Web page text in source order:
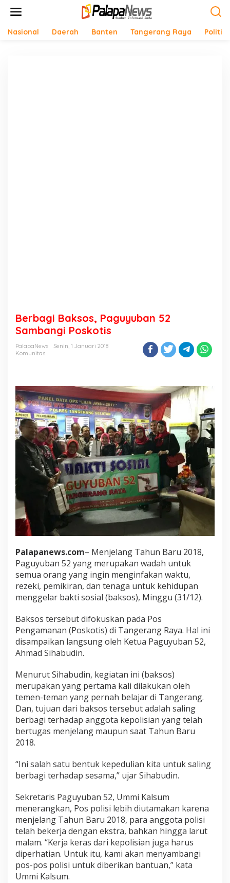
Nasional Daerah Banten Tangerang Raya Politik
Berbagi Baksos, Paguyuban 52
Sambangi Poskotis
PalapaNews
Senin, 1 Januari 2018
Komunitas
Palapanews.com– Menjelang Tahun Baru 2018,
Paguyuban 52 yang merupakan wadah untuk
semua orang yang ingin menginfakan waktu,
rezeki, pemikiran, dan tenaga untuk kehidupan
menggelar bakti sosial (baksos), Minggu (31/12).
Baksos tersebut difokuskan pada Pos
Pengamanan (Poskotis) di Tangerang Raya. Hal ini
disampaikan langsung oleh Ketua Paguyuban 52,
Ahmad Sihabudin.
Menurut Sihabudin, kegiatan ini (baksos)
merupakan yang pertama kali dilakukan oleh
temen-teman yang pernah belajar di Tangerang.
Dan, tujuan dari baksos tersebut adalah saling
berbagi terhadap anggota kepolisian yang telah
bertugas menjelang maupun saat Tahun Baru
2018.
“Ini salah satu bentuk kepedulian kita untuk saling
berbagi terhadap sesama,” ujar Sihabudin.
Sekretaris Paguyuban 52, Ummi Kalsum
menerangkan, Pos polisi lebih diutamakan karena
menjelang Tahun Baru 2018, para anggota polisi
telah bekerja dengan ekstra, bahkan hingga larut
malam. “Kerja keras dari kepolisian juga harus
diperhatian. Untuk itu, kami akan menyambangi
pos-pos polisi untuk diberikan bantuan,” kata
Ummi Kalsum.